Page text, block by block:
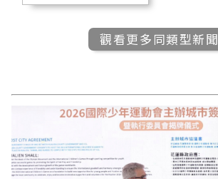
觀看更多同類型新聞